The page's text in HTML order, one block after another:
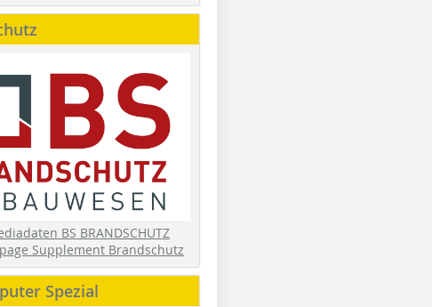
BS BRANDSCHUTZ
Supplement Brandschutz
Spezial